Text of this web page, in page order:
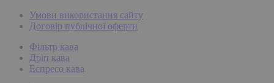
Умови використання сайту
Договір публічної оферти
Фільтр кава
Дріп кава
Еспресо кава